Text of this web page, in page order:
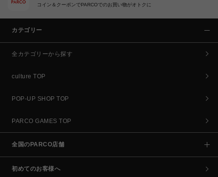
コイン＆クーポンでPARCOでのお買い物がオトクに
カテゴリー
全カテゴリーから探す
culture TOP
POP-UP SHOP TOP
PARCO GAMES TOP
全国のPARCO店舗
初めてのお客様へ